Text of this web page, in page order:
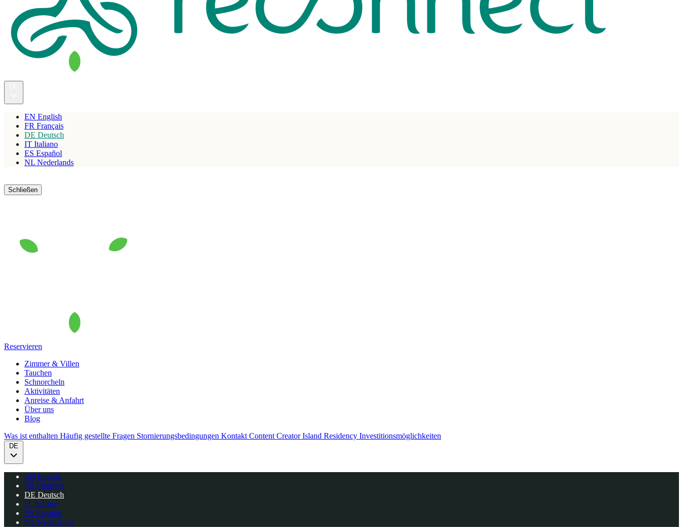
EN English
FR Français
DE Deutsch
IT Italiano
ES Español
NL Nederlands
Schließen
Reservieren
Zimmer & Villen
Tauchen
Schnorcheln
Aktivitäten
Anreise & Anfahrt
Über uns
Blog
Was ist enthalten Häufig gestellte Fragen Stornierungsbedingungen Kontakt Content CreatorIsland Residency Investitionsmöglichkeiten
DE
EN English
FR Français
DE Deutsch
IT Italiano
ES Español
NL Nederlands